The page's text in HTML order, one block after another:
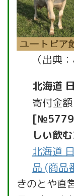
（出典
北海道
寄付金額
しい飲
北海道
品 (商品
きのとや直